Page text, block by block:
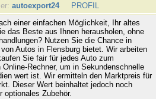
autoexport24
PROFIL
einer einfachen Möglichkeit, Ihr altes
das Beste aus Ihnen herausholen, ohne
Nutzen Sie die Chance in
Autos in Flensburg bietet. Wir arbeiten
Sie fair für jedes Auto zum
Rechner, um in Sekundenschnelle
wert ist. Wir ermitteln den Marktpreis für
Dieser Wert beinhaltet jedoch noch
optionales Zubehör.